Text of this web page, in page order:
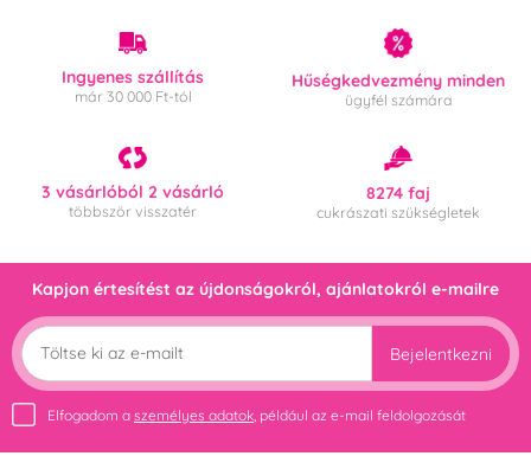
Ingyenes szállítás
már 30 000 Ft-tól
Hűségkedvezmény minden
ügyfél számára
3 vásárlóból 2 vásárló
többször visszatér
8274 faj
cukrászati szükségletek
Kapjon értesítést az újdonságokról, ajánlatokról e-mailre
Bejelentkezni
Elfogadom a személyes adatok, például az e-mail feldolgozását